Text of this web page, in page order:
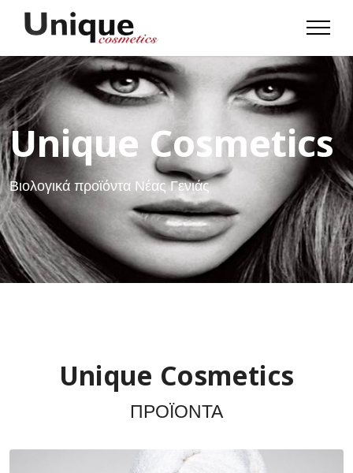
Unique Cosmetics
Βιολογικά προϊόντα Νέας Γενιάς
Unique Cosmetics
ΠΡΟΪΟΝΤΑ